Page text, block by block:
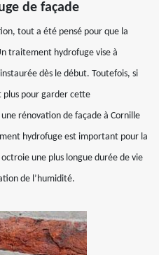
de façade
tout a été pensé pour que la
traitement hydrofuge vise à
dès le début. Toutefois, si
plus pour garder cette
rénovation de façade à Cornille
hydrofuge est important pour la
une plus longue durée de vie
de l’humidité.